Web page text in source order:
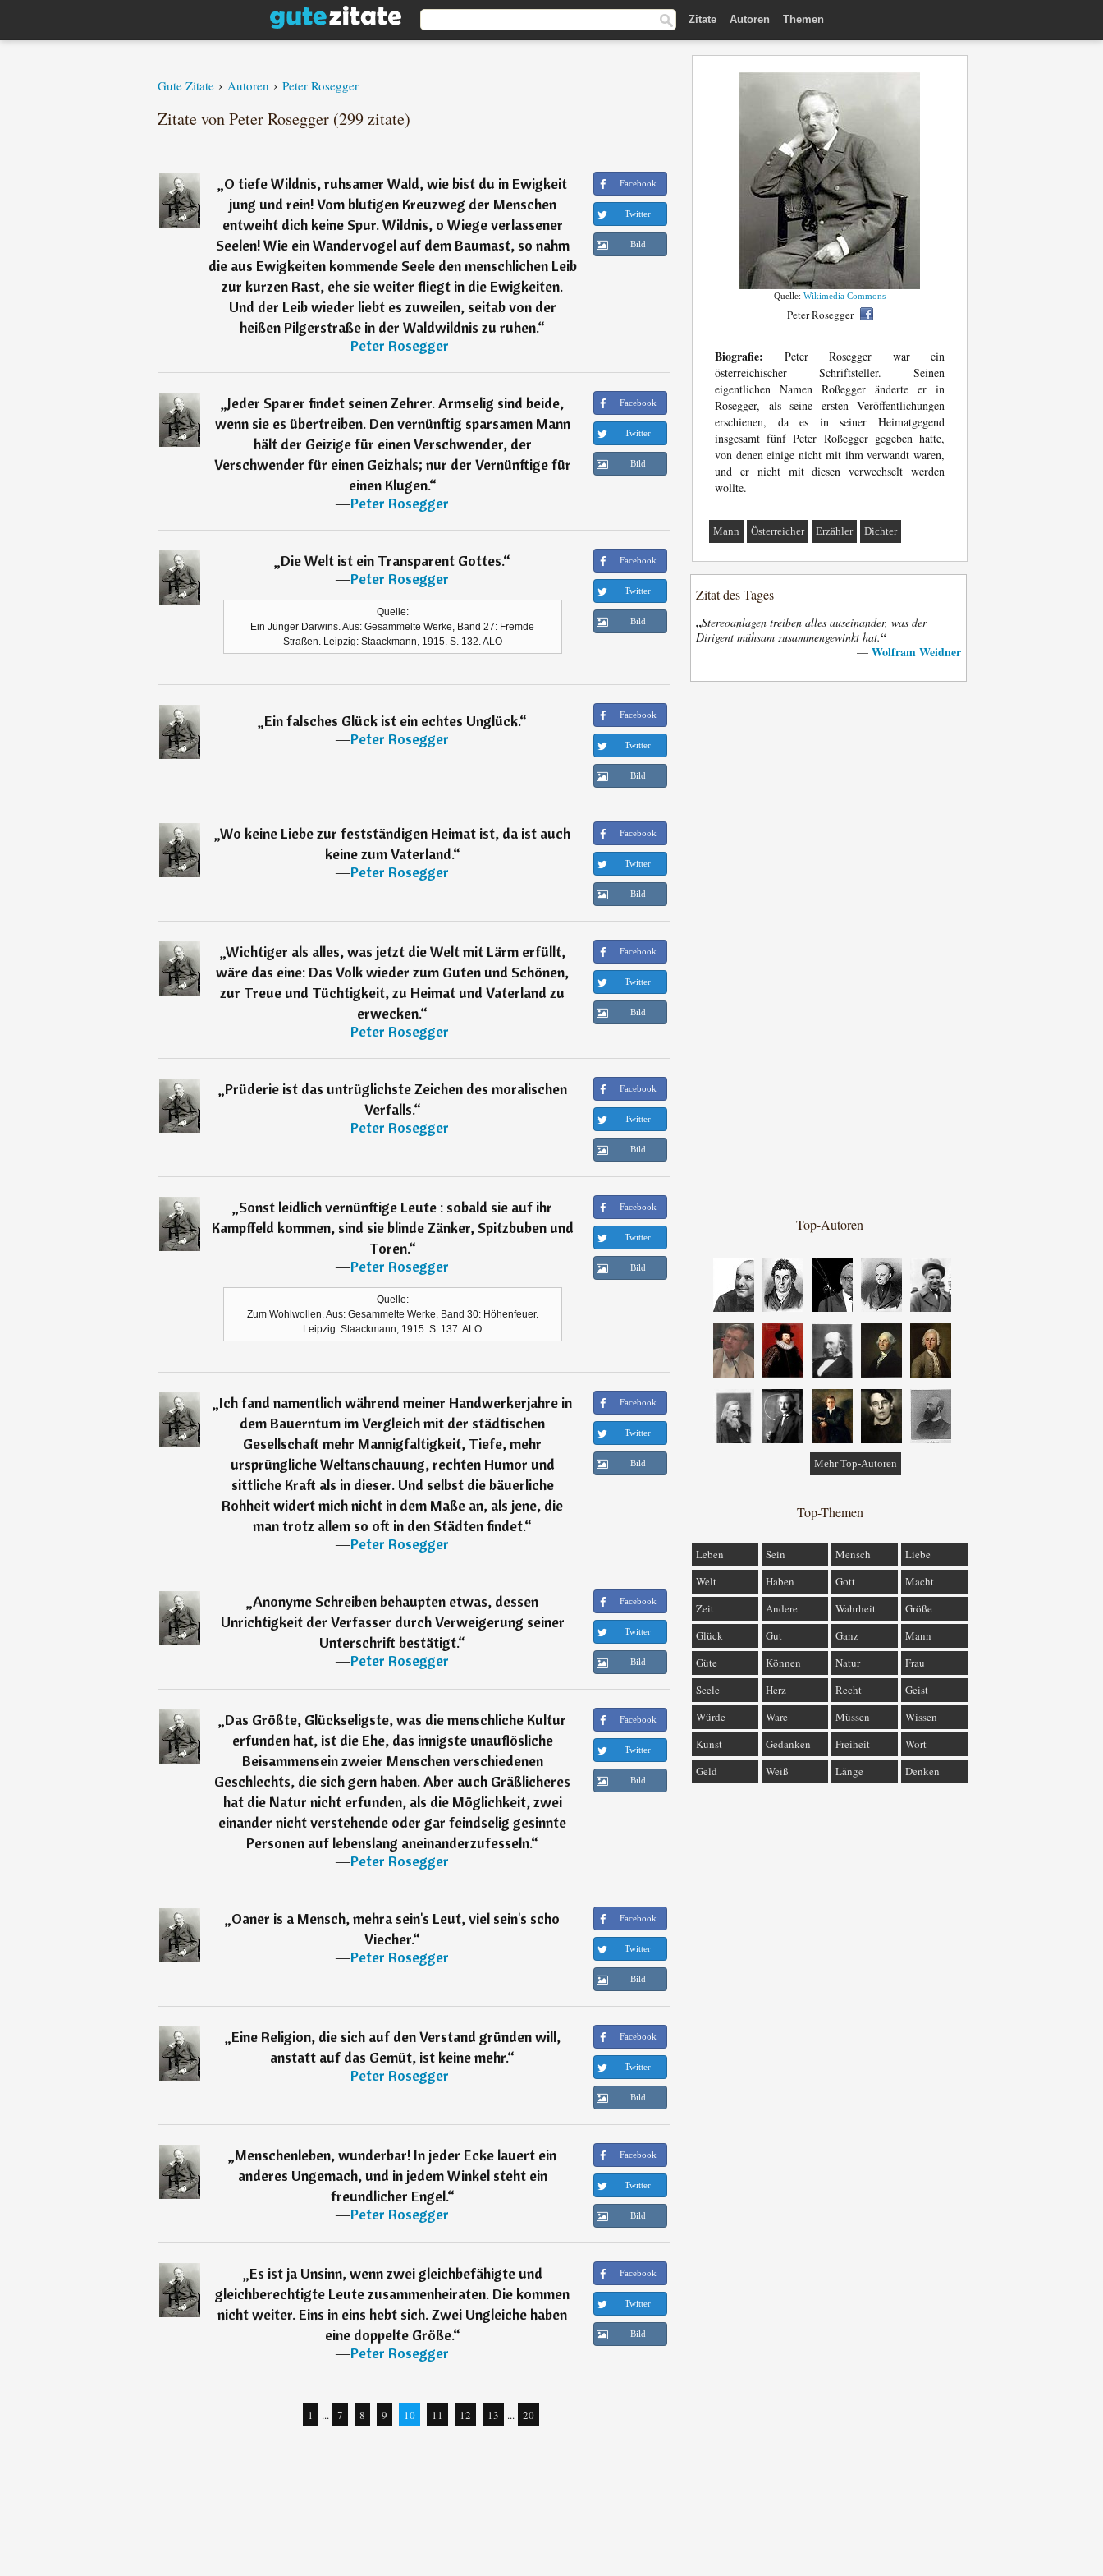
Zitate Autoren Themen
Gute Zitate › Autoren › Peter Rosegger
Zitate von Peter Rosegger (299 zitate)
„O tiefe Wildnis, ruhsamer Wald, wie bist du in Ewigkeit
jung und rein! Vom blutigen Kreuzweg der Menschen
entweiht dich keine Spur. Wildnis, o Wiege verlassener
Seelen! Wie ein Wandervogel auf dem Baumast, so nahm
die aus Ewigkeiten kommende Seele den menschlichen Leib
zur kurzen Rast, ehe sie weiter fliegt in die Ewigkeiten.
Und der Leib wieder liebt es zuweilen, seitab von der
heißen Pilgerstraße in der Waldwildnis zu ruhen.“
―Peter Rosegger
Facebook
Twitter
Bild
„Jeder Sparer findet seinen Zehrer. Armselig sind beide,
wenn sie es übertreiben. Den vernünftig sparsamen Mann
hält der Geizige für einen Verschwender, der
Verschwender für einen Geizhals; nur der Vernünftige für
einen Klugen.“
―Peter Rosegger
Facebook
Twitter
Bild
„Die Welt ist ein Transparent Gottes.“
―Peter Rosegger
Quelle:
Ein Jünger Darwins. Aus: Gesammelte Werke, Band 27: Fremde
Straßen. Leipzig: Staackmann, 1915. S. 132. ALO
Facebook
Twitter
Bild
„Ein falsches Glück ist ein echtes Unglück.“
―Peter Rosegger
Facebook
Twitter
Bild
„Wo keine Liebe zur festständigen Heimat ist, da ist auch
keine zum Vaterland.“
―Peter Rosegger
Facebook
Twitter
Bild
„Wichtiger als alles, was jetzt die Welt mit Lärm erfüllt,
wäre das eine: Das Volk wieder zum Guten und Schönen,
zur Treue und Tüchtigkeit, zu Heimat und Vaterland zu
erwecken.“
―Peter Rosegger
Facebook
Twitter
Bild
„Prüderie ist das untrüglichste Zeichen des moralischen
Verfalls.“
―Peter Rosegger
Facebook
Twitter
Bild
„Sonst leidlich vernünftige Leute : sobald sie auf ihr
Kampffeld kommen, sind sie blinde Zänker, Spitzbuben und
Toren.“
―Peter Rosegger
Quelle:
Zum Wohlwollen. Aus: Gesammelte Werke, Band 30: Höhenfeuer.
Leipzig: Staackmann, 1915. S. 137. ALO
Facebook
Twitter
Bild
„Ich fand namentlich während meiner Handwerkerjahre in
dem Bauerntum im Vergleich mit der städtischen
Gesellschaft mehr Mannigfaltigkeit, Tiefe, mehr
ursprüngliche Weltanschauung, rechten Humor und
sittliche Kraft als in dieser. Und selbst die bäuerliche
Rohheit widert mich nicht in dem Maße an, als jene, die
man trotz allem so oft in den Städten findet.“
―Peter Rosegger
Facebook
Twitter
Bild
„Anonyme Schreiben behaupten etwas, dessen
Unrichtigkeit der Verfasser durch Verweigerung seiner
Unterschrift bestätigt.“
―Peter Rosegger
Facebook
Twitter
Bild
„Das Größte, Glückseligste, was die menschliche Kultur
erfunden hat, ist die Ehe, das innigste unauflösliche
Beisammensein zweier Menschen verschiedenen
Geschlechts, die sich gern haben. Aber auch Gräßlicheres
hat die Natur nicht erfunden, als die Möglichkeit, zwei
einander nicht verstehende oder gar feindselig gesinnte
Personen auf lebenslang aneinanderzufesseln.“
―Peter Rosegger
Facebook
Twitter
Bild
„Oaner is a Mensch, mehra sein's Leut, viel sein's scho
Viecher.“
―Peter Rosegger
Facebook
Twitter
Bild
„Eine Religion, die sich auf den Verstand gründen will,
anstatt auf das Gemüt, ist keine mehr.“
―Peter Rosegger
Facebook
Twitter
Bild
„Menschenleben, wunderbar! In jeder Ecke lauert ein
anderes Ungemach, und in jedem Winkel steht ein
freundlicher Engel.“
―Peter Rosegger
Facebook
Twitter
Bild
„Es ist ja Unsinn, wenn zwei gleichbefähigte und
gleichberechtigte Leute zusammenheiraten. Die kommen
nicht weiter. Eins in eins hebt sich. Zwei Ungleiche haben
eine doppelte Größe.“
―Peter Rosegger
Facebook
Twitter
Bild
1 ... 7 8 9 10 11 12 13 ... 20
Quelle: Wikimedia Commons
Peter Rosegger
Biografie: Peter Rosegger war ein
österreichischer Schriftsteller. Seinen
eigentlichen Namen Roßegger änderte er in
Rosegger, als seine ersten Veröffentlichungen
erschienen, da es in seiner Heimatgegend
insgesamt fünf Peter Roßegger gegeben hatte,
von denen einige nicht mit ihm verwandt waren,
und er nicht mit diesen verwechselt werden
wollte.
Mann Österreicher Erzähler Dichter
Zitat des Tages
„Stereoanlagen treiben alles auseinander, was der
Dirigent mühsam zusammengewinkt hat.“
— Wolfram Weidner
Top-Autoren
Mehr Top-Autoren
Top-Themen
Leben Sein Mensch
Liebe
Welt
Haben Gott
Macht
Zeit
Andere Wahrheit
Größe
Glück
Gut Ganz
Mann
Güte
Können Natur
Frau
Seele
Herz Recht
Geist
Würde
Ware Müssen
Wissen
Kunst
Gedanken Freiheit
Wort
Geld
Weiß Länge Denken